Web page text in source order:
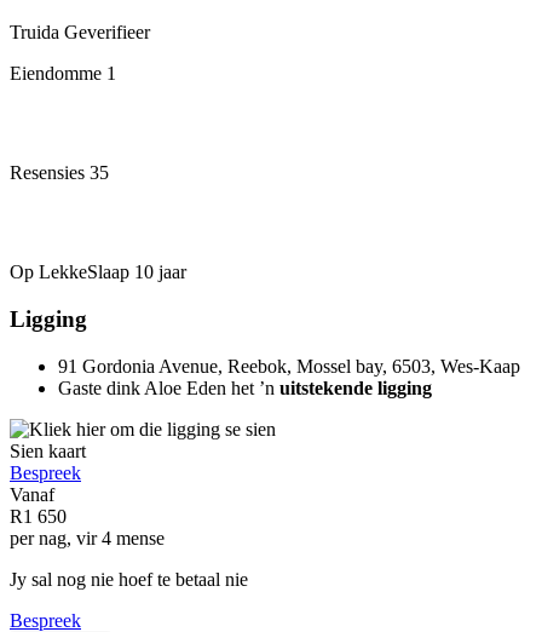
Truida Geverifieer
Eiendomme 1
Resensies 35
Op LekkeSlaap 10 jaar
Ligging
91 Gordonia Avenue, Reebok, Mossel bay, 6503, Wes-Kaap
Gaste dink Aloe Eden het ’n uitstekende ligging
Sien kaart
Bespreek
Vanaf
R1 650
per nag, vir 4 mense
Jy sal nog nie hoef te betaal nie
Bespreek